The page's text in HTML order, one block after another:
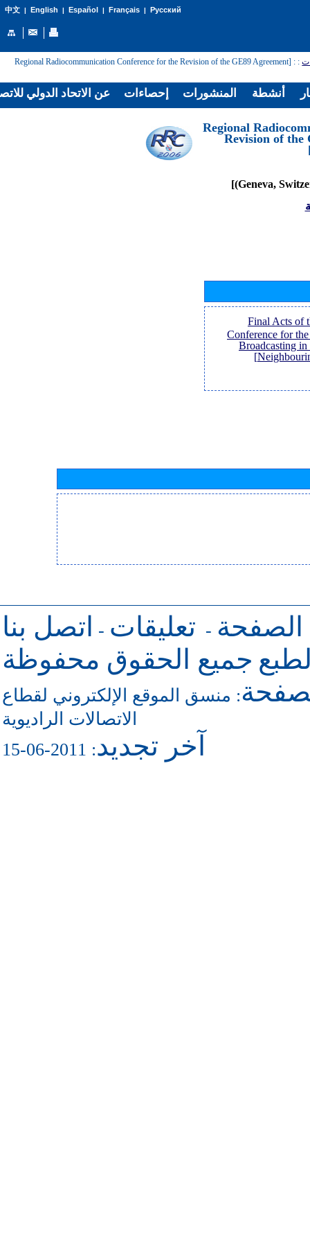
中文| English | Español | Français| Русский
:
: [Regional Radiocommunication Conference for the Revision of the GE89 Agreement
[Regional
Revision of the
[Final Acts of
Conference for
Broadcasting
الصفحة - تعليقات -
اتصل بنا
جميع الحقوق محفوظة
: منسق الموقع الإلكتروني لقطاع
الاتصالات الراديوية
آخر تجديد: 2011-06-15
عن الاتحاد الدولي إحصاءات المنشورات أنشطة